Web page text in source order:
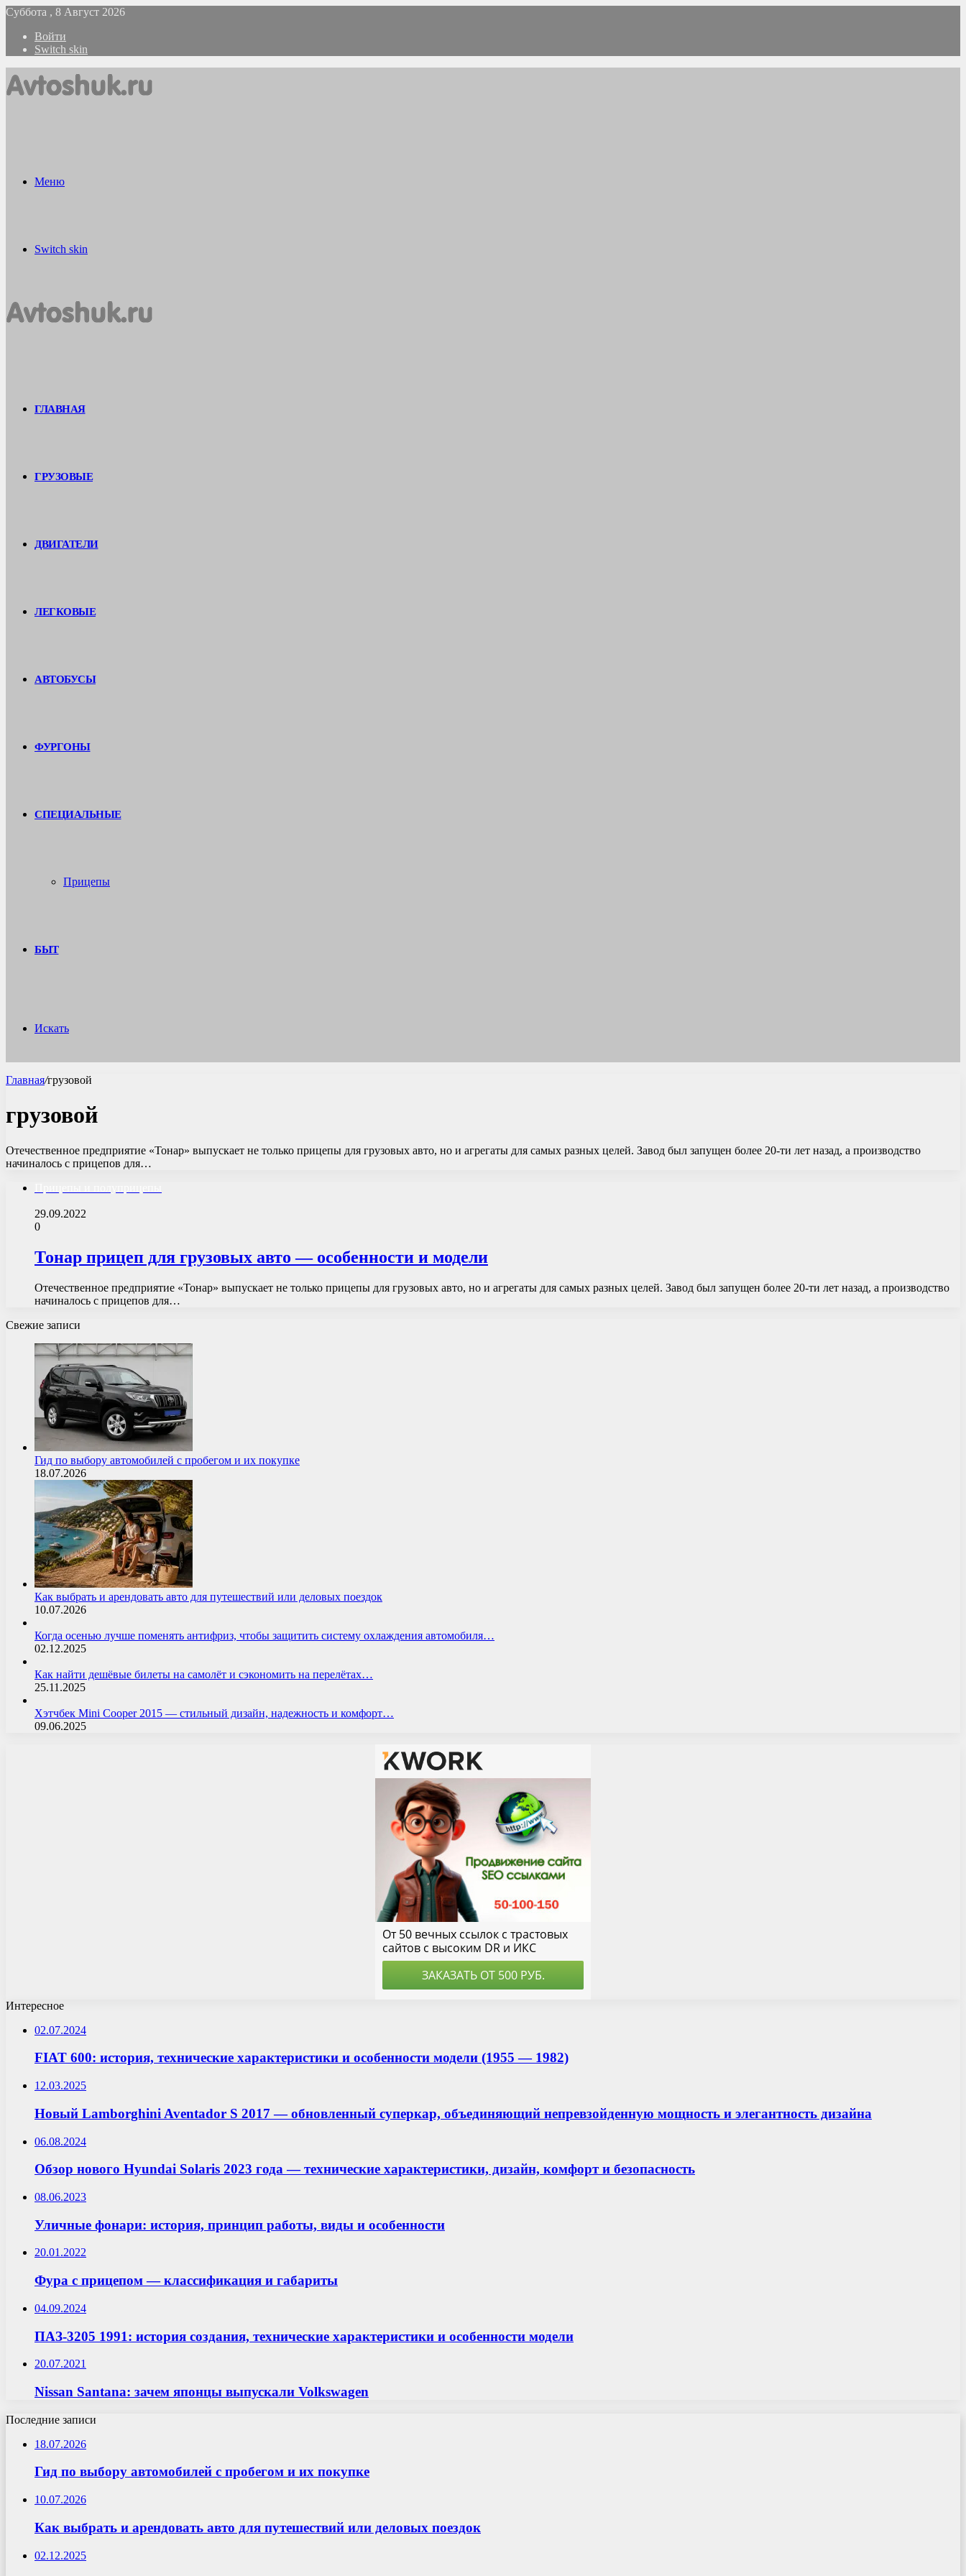
Суббота , 8 Август 2026
Войти
Switch skin
Меню
Switch skin
ГЛАВНАЯ
ГРУЗОВЫЕ
ДВИГАТЕЛИ
ЛЕГКОВЫЕ
АВТОБУСЫ
ФУРГОНЫ
СПЕЦИАЛЬНЫЕ
Прицепы
БЫТ
Искать
Главная/грузовой
грузовой
Отечественное предприятие «Тонар» выпускает не только прицепы для грузовых авто, но и агрегаты для самых разных целей. Завод был запущен более 20-ти лет назад, а производство
начиналось с прицепов для…
29.09.2022
0
Тонар прицеп для грузовых авто — особенности и модели
Отечественное предприятие «Тонар» выпускает не только прицепы для грузовых авто, но и агрегаты для самых разных целей. Завод был запущен более 20-ти лет назад, а производство
начиналось с прицепов для…
Свежие записи
Гид по выбору автомобилей с пробегом и их покупке
18.07.2026
Как выбрать и арендовать авто для путешествий или деловых поездок
10.07.2026
Когда осенью лучше поменять антифриз, чтобы защитить систему охлаждения автомобиля…
02.12.2025
Как найти дешёвые билеты на самолёт и сэкономить на перелётах…
25.11.2025
Хэтчбек Mini Cooper 2015 — стильный дизайн, надежность и комфорт…
09.06.2025
Интересное
02.07.2024
FIAT 600: история, технические характеристики и особенности модели (1955 — 1982)
12.03.2025
Новый Lamborghini Aventador S 2017 — обновленный суперкар, объединяющий непревзойденную мощность и элегантность дизайна
06.08.2024
Обзор нового Hyundai Solaris 2023 года — технические характеристики, дизайн, комфорт и безопасность
08.06.2023
Уличные фонари: история, принцип работы, виды и особенности
20.01.2022
Фура с прицепом — классификация и габариты
04.09.2024
ПАЗ-3205 1991: история создания, технические характеристики и особенности модели
20.07.2021
Nissan Santana: зачем японцы выпускали Volkswagen
Последние записи
18.07.2026
Гид по выбору автомобилей с пробегом и их покупке
10.07.2026
Как выбрать и арендовать авто для путешествий или деловых поездок
02.12.2025